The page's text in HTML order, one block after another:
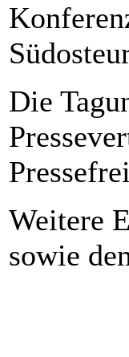
Die
Weitere
sowie